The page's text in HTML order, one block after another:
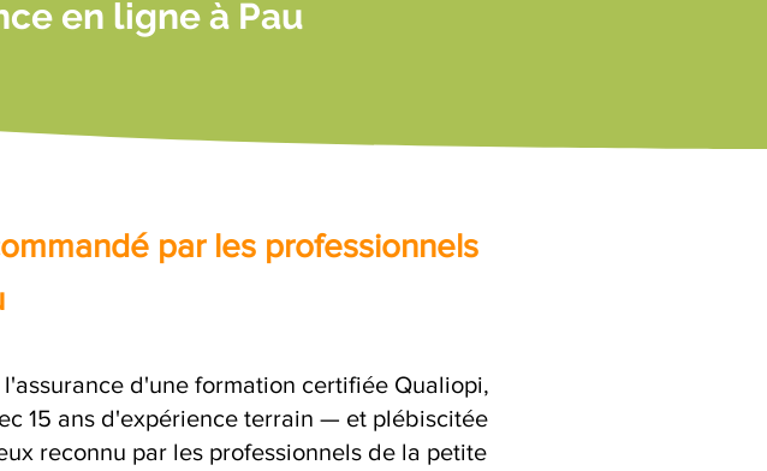
en ligne à Pau
par les professionnels
d'une formation certifiée Qualiopi,
15 ans d'expérience terrain — et plébiscitée
reconnu par les professionnels de la petite